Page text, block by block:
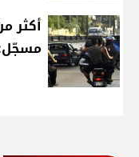
مسجّل: